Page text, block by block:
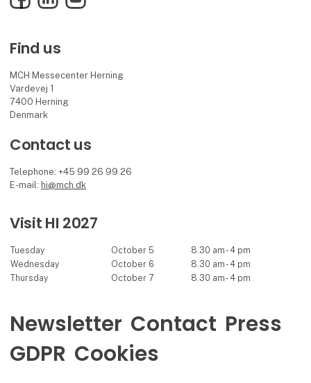
Find us
MCH Messecenter Herning
Vardevej 1
7400 Herning
Denmark
Contact us
Telephone: +45 99 26 99 26
E-mail: hi@mch.dk
Visit HI 2027
Tuesday October 5
8.30 am - 4 pm
Wednesday
October 6
8.30 am - 4 pm
Thursday
October 7 8.30 am - 4 pm
Newsletter Contact Press
GDPR Cookies